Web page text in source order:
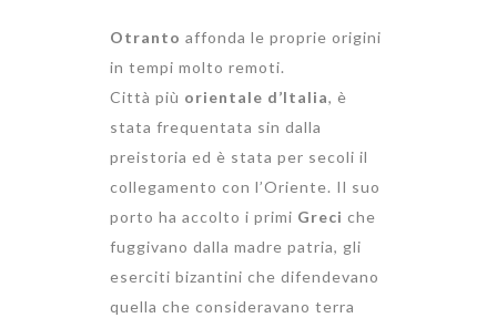
Otranto affonda le proprie origini
in tempi molto remoti.
Città più orientale d’Italia, è
stata frequentata sin dalla
preistoria ed è stata per secoli il
collegamento con l’Oriente. Il suo
porto ha accolto i primi Greci che
fuggivano dalla madre patria, gli
eserciti bizantini che difendevano
quella che consideravano terra